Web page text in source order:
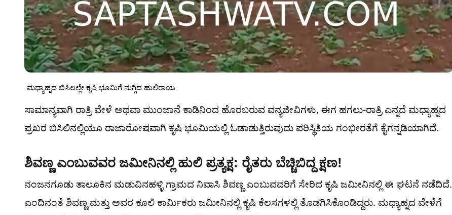
ಮಧ್ಯಾಹ್ನದ ಬಿಸಿಲಲ್ಲೇ ಕೃಷಿ ಭೂಮಿಗೆ ನುಗ್ಗಿದ ಹುಲಿರಾಯ
ಸಾಮಾನ್ಯವಾಗಿ ರಾತ್ರಿ ವೇಳೆ ಅಥವಾ ಮುಂಜಾನೆ ಕಾಡಿನಿಂದ ಹೊರಬರುವ ವನ್ಯಜೀವಿಗಳು, ಈಗ ಹಗಲು-ರಾತ್ರಿ ಎನ್ನದೆ ಮಧ್ಯಾಹ್ನದ
ಪ್ರಖರ ಬಿಸಿಲಿನಲ್ಲಿಯೂ ರಾಜಾರೋಷವಾಗಿ ಕೃಷಿ ಭೂಮಿಯಲ್ಲಿ ಓಡಾಡುತ್ತಿರುವುದು ಪರಿಸ್ಥಿತಿಯ ಗಂಭೀರತೆಗೆ ಕೈಗನ್ನಡಿಯಾಗಿದೆ.
ಶಿವಣ್ಣ ಎಂಬುವವರ ಜಮೀನಿನಲ್ಲಿ ಹುಲಿ ಪ್ರತ್ಯಕ್ಷ: ರೈತರು ಬೆಚ್ಚಿಬಿದ್ದ ಕ್ಷಣ!
ನಂಜನಗೂಡು ತಾಲೂಕಿನ ಮಡುವಿನಹಳ್ಳಿ ಗ್ರಾಮದ ನಿವಾಸಿ ಶಿವಣ್ಣ ಎಂಬುವವರಿಗೆ ಸೇರಿದ ಕೃಷಿ ಜಮೀನಿನಲ್ಲಿ ಈ ಘಟನೆ ನಡೆದಿದೆ.
ಎಂದಿನಂತೆ ಶಿವಣ್ಣ ಮತ್ತು ಅವರ ಕೂಲಿ ಕಾರ್ಮಿಕರು ಜಮೀನಿನಲ್ಲಿ ಕೃಷಿ ಕೆಲಸಗಳಲ್ಲಿ ತೊಡಗಿಸಿಕೊಂಡಿದ್ದರು. ಮಧ್ಯಾಹ್ನದ ವೇಳೆಗೆ